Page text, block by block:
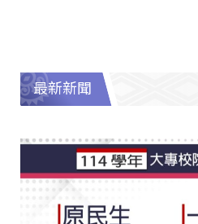
最新新聞